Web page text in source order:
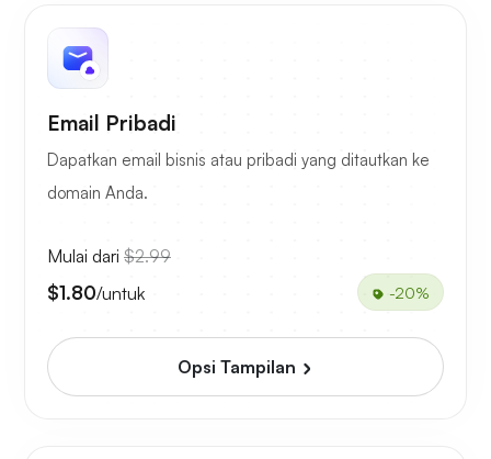
Email Pribadi
Dapatkan email bisnis atau pribadi yang ditautkan ke
domain Anda.
Mulai dari $2.99
$1.80/untuk -20%
Opsi Tampilan